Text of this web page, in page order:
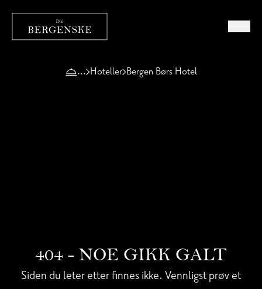
Hoteller Bergen Børs Hotel
404 - NOE GIKK GALT
Siden du leter etter finnes ikke. Vennligst prøv et